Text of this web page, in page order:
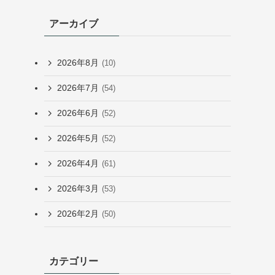
アーカイブ
2026年8月 (10)
2026年7月 (54)
2026年6月 (52)
2026年5月 (52)
2026年4月 (61)
2026年3月 (53)
2026年2月 (50)
カテゴリー